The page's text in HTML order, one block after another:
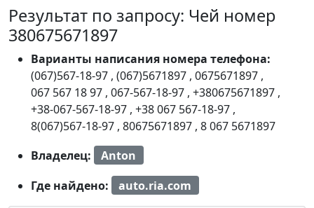
Результат по запросу: Чей номер
380675671897
Варианты написания номера телефона:
(067)567-18-97 , (067)5671897 , 0675671897 ,
067 567 18 97 , 067-567-18-97 , +380675671897 ,
+38-067-567-18-97 , +38 067 567-18-97 ,
8(067)567-18-97 , 80675671897 , 8 067 5671897
Владелец:
Anton
Где найдено:
auto.ria.com